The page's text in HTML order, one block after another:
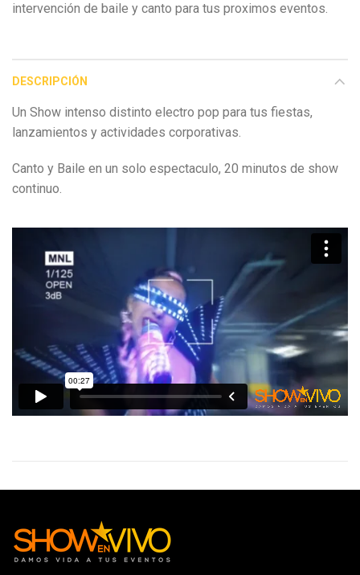
intervención de baile y canto para tus proximos eventos.
DESCRIPCIÓN
Un Show intenso distinto electro pop para tus fiestas,
lanzamientos y actividades corporativas.
Canto y Baile en un solo espectaculo, 20 minutos de show
continuo.